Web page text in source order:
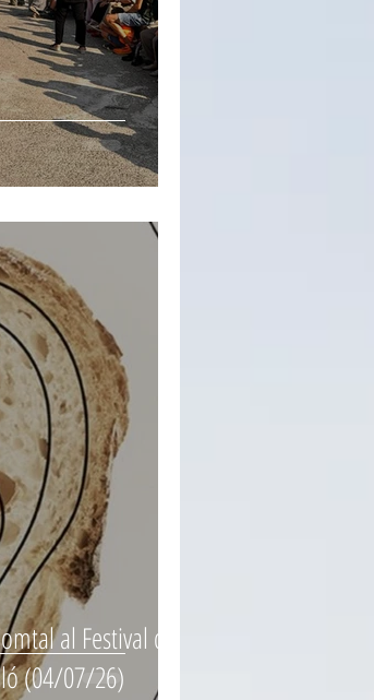
al Festival de
(04/07/26)